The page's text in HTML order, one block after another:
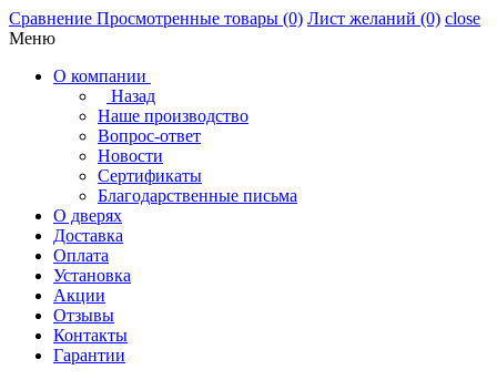
Сравнение Просмотренные товары (0) Лист желаний (0) close
Меню
О компании
Назад
Наше производство
Вопрос-ответ
Новости
Сертификаты
Благодарственные письма
О дверях
Доставка
Оплата
Установка
Акции
Отзывы
Контакты
Гарантии